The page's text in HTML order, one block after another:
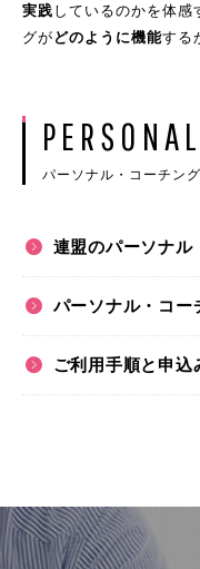
実践しているのかを体
グがどのように機能する
パーソナル・コーチン
連盟のパーソナル
パーソナル・コー
ご利用手順と申込